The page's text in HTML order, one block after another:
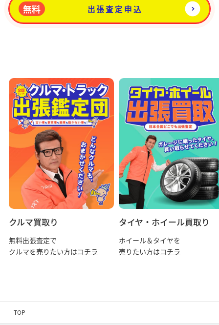
無料 出張査定申込
クルマ買取り
無料出張査定で
クルマを売りたい方はコチラ
タイヤ・ホイール買取り
ホイール＆タイヤを
売りたい方はコチラ
TOP